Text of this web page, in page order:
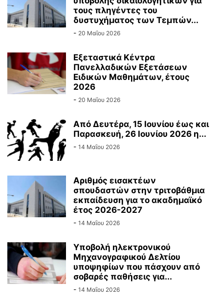
τους πληγέντες του
δυστυχήματος των Τεμπών...
- 20 Μαΐου 2026
Εξεταστικά Κέντρα
Πανελλαδικών Εξετάσεων
Ειδικών Μαθημάτων, έτους
2026
- 20 Μαΐου 2026
Από Δευτέρα, 15 Ιουνίου έως και
Παρασκευή, 26 Ιουνίου 2026 η...
- 14 Μαΐου 2026
Αριθμός εισακτέων
σπουδαστών στην τριτοβάθμια
εκπαίδευση για το ακαδημαϊκό
έτος 2026-2027
- 14 Μαΐου 2026
Υποβολή ηλεκτρονικού
Μηχανογραφικού Δελτίου
υποψηφίων που πάσχουν από
σοβαρές παθήσεις για...
- 14 Μαΐου 2026